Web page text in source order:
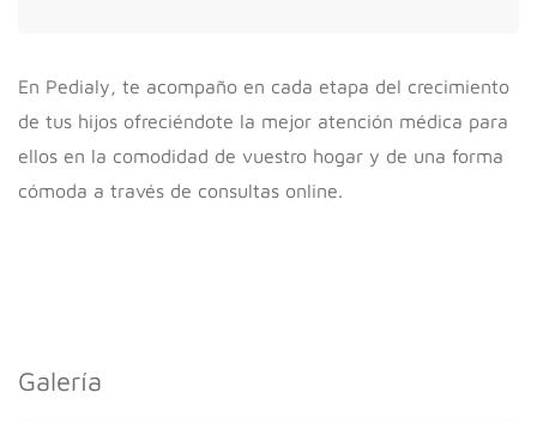
En Pedialy, te acompaño en cada etapa del crecimiento
de tus hijos ofreciéndote la mejor atención médica para
ellos en la comodidad de vuestro hogar y de una forma
cómoda a través de consultas online.
Galería